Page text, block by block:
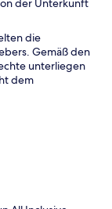
der Unterkunft
die
Gemäß den
unterliegen
dem